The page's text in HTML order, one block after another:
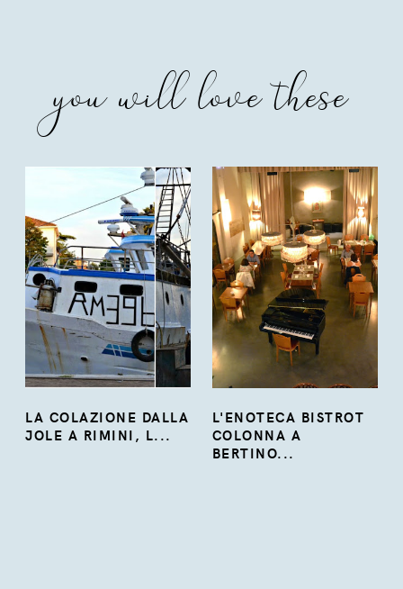
you will love these
LA COLAZIONE DALLA
JOLE A RIMINI, L...
L'ENOTECA BISTROT
COLONNA A
BERTINO...